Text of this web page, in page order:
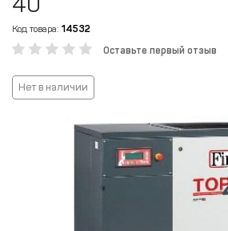
Код товара: 14532
Оставьте первый отзыв
Нет в наличии